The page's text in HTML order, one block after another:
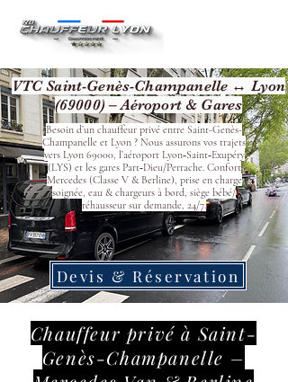
VTC Saint-Genès-Champanelle ↔ Lyon
(69000) – Aéroport & Gares
Besoin d’un chauffeur privé entre Saint-Genès-
Champanelle et Lyon ? Nous assurons vos trajets
vers Lyon 69000, l’aéroport Lyon‑Saint‑Exupéry
(LYS) et les gares Part‑Dieu/Perrache. Confort
Mercedes (Classe V & Berline), prise en charge
soignée, eau & chargeurs à bord, siège bébé/
réhausseur sur demande, 24/7.
Devis & Réservation
Chauffeur privé à Saint-
Genès-Champanelle –